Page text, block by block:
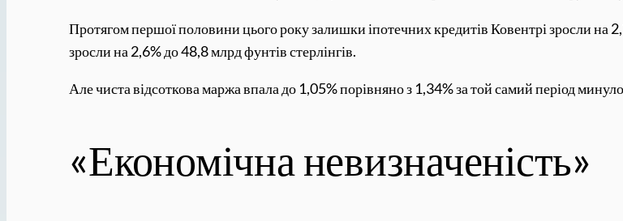
Протягом першої половини цього року залишки іпотечних кредитів Ковентрі зросли на
зросли на 2,6% до 48,8 млрд фунтів стерлінгів.
Але чиста відсоткова маржа впала до 1,05% порівняно з 1,34% за той самий період
«Економічна невизначеність»